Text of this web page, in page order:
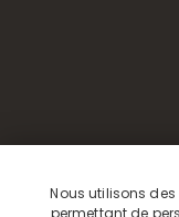
Nous utilisons
permettant de